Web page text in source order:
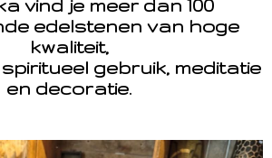
vind je meer dan 100
edelstenen van hoge
kwaliteit,
gebruik, meditatie
en decoratie.